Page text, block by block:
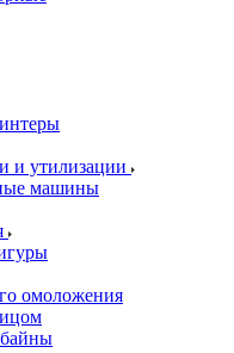
и утилизации
машины
омоложения